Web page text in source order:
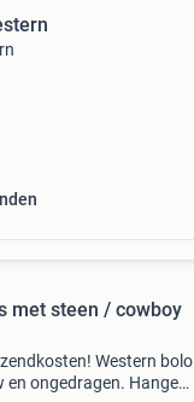
met steen / cowboy
Western bolo
en ongedragen. Hanger